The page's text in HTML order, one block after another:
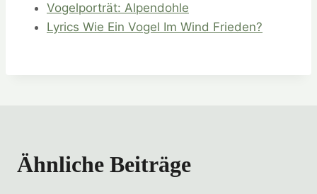
Vogelporträt: Alpendohle
Lyrics Wie Ein Vogel Im Wind Frieden?
Ähnliche Beiträge